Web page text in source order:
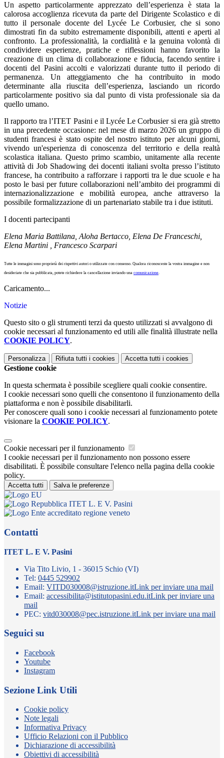
Un aspetto particolarmente apprezzato dell’esperienza è stata la
calorosa accoglienza ricevuta da parte del Dirigente Scolastico e di
tutto il personale docente del Lycée Le Corbusier, che si sono
dimostrati fin da subito estremamente disponibili, attenti e aperti al
confronto. La professionalità, la cordialità e la genuina volontà di
condividere esperienze, pratiche e riflessioni hanno favorito la
creazione di un clima di collaborazione e fiducia, facendo sentire i
docenti del Pasini accolti e valorizzati durante tutto il periodo di
permanenza. Un atteggiamento che ha contribuito in modo
determinante alla riuscita dell’esperienza, lasciando un ricordo
particolarmente positivo sia dal punto di vista professionale sia da
quello umano.
Il rapporto tra l’ITET Pasini e il Lycée Le Corbusier si era già stretto
in una precedente occasione: nel mese di marzo 2026 un gruppo di
studenti francesi è stato ospite del nostro istituto per alcuni giorni,
vivendo un'esperienza di conoscenza del territorio e della realtà
scolastica italiana. Questo primo scambio, unitamente alla recente
attività di Job Shadowing dei docenti italiani svolta presso l’istituto
francese, ha contribuito a rafforzare i rapporti tra le due scuole e ha
posto le basi per future collaborazioni nell’ambito dei programmi di
internazionalizzazione e mobilità europea, anche attraverso la
possibile formalizzazione di un partenariato stabile tra i due istituti.
I docenti partecipanti
Elena Maria Battilana, Aloha Bertacco, Elena De Franceschi,
Elena Martini , Francesco Scarpari
Tutte le immagini sono proprietà dei rispettivi autori o utilizzate con consenso. Qualora riconosceste la vostra immagine e non
desideriate che sia pubblicata, potete richiedere la cancellazione inviando una comunicazione.
Caricamento...
Notizie
Questo sito o gli strumenti terzi da questo utilizzati si avvalgono di
cookie necessari al funzionamento ed utili alle finalità illustrate nella
COOKIE POLICY.
Personalizza Rifiuta tutti i cookies Accetta tutti i cookies
Gestione cookie
In questa schermata è possibile scegliere quali cookie consentire.
I cookie necessari sono quelli che consentono il funzionamento della
piattaforma e non è possibile disabilitarli.
Per conoscere quali sono i cookie necessari al funzionamento potete
visionare la COOKIE POLICY.
Cookie necessari per il funzionamento
I cookie necessari per il funzionamento non possono essere
disabilitati. È possibile consultare l'elenco nella pagina della cookie
policy.
Accetta tutti Salva le preferenze
ITET L. E V. Pasini
Contatti
ITET L. E V. Pasini
Via Tito Livio, 1 - 36015 Schio (VI)
Tel: 0445 529902
Email: VITD030008@istruzione.itLink per inviare una mail
Email: accessibilita@istitutopasini.edu.itLink per inviare una
mail
PEC: vitd030008@pec.istruzione.itLink per inviare una mail
Seguici su
Facebook
Youtube
Instagram
Sezione Link Utili
Cookie policy
Note legali
Informativa Privacy
Ufficio Relazioni con il Pubblico
Dichiarazione di accessibilità
Obiettivi di accessibilità